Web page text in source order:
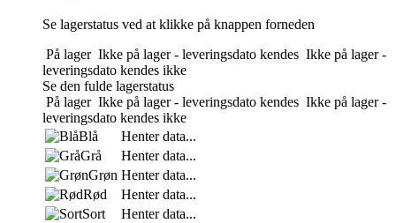
Se lagerstatus ved at klikke på knappen forneden
På lager Ikke på lager - leveringsdato kendes Ikke på lager -
leveringsdato kendes ikke
Se den fulde lagerstatus
På lager Ikke på lager - leveringsdato kendes Ikke på lager -
leveringsdato kendes ikke
Blå
Henter data...
Grå
Henter data...
Grøn Henter data...
Rød
Henter data...
Sort
Henter data...